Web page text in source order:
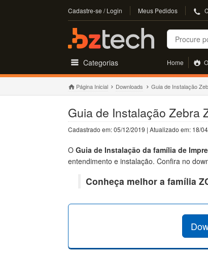
Cadastre-se / Login Meus Pedidos
Buscar
Categorias Home
Página Inicial Downloads Guia de Instalação
Guia de Instalação Zebra
Cadastrado em: 05/12/2019 | Atualizado em: 18/
OGuia de Instalação da família de
entendimento e instalação. Confira no
Conheça melhor a família